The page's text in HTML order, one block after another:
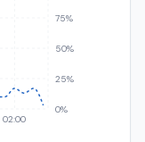
02:00
0%
25%
50%
75%